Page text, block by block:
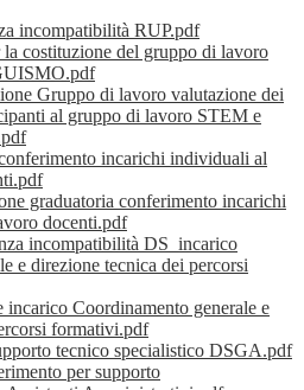
incompatibilità RUP.pdf
costituzione del gruppo di lavoro
Gruppo di lavoro valutazione dei
al gruppo di lavoro STEM e
incarichi individuali al
graduatoria conferimento incarichi
docenti.pdf
incompatibilità DS_incarico
e direzione tecnica dei percorsi
incarico Coordinamento generale e
formativi.pdf
tecnico specialistico DSGA.pdf
per supporto